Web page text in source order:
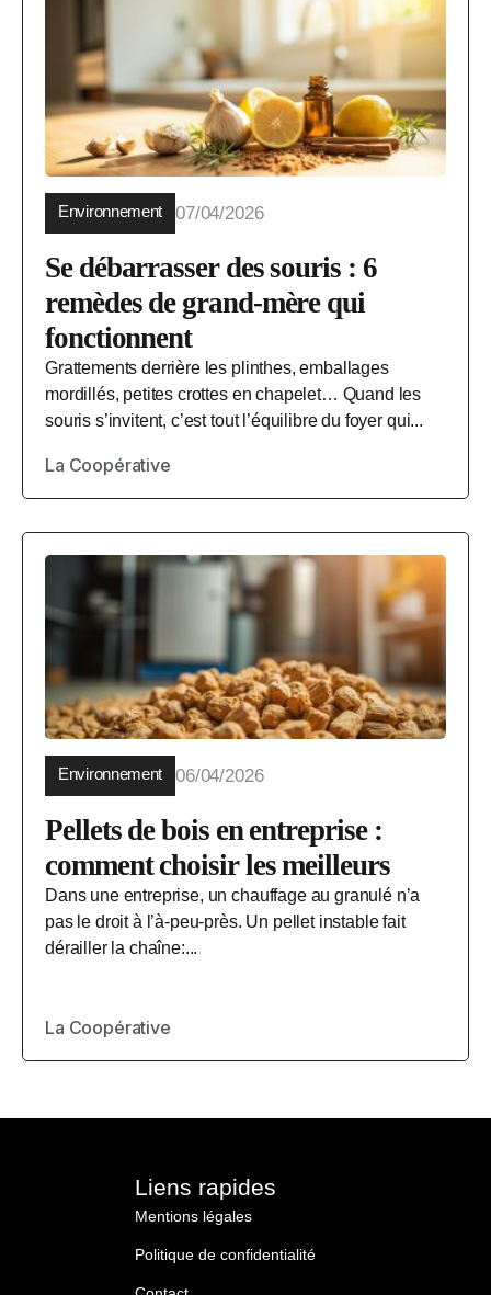
Environnement 07/04/2026
Se débarrasser des souris : 6
remèdes de grand-mère qui
fonctionnent
Grattements derrière les plinthes, emballages
mordillés, petites crottes en chapelet… Quand les
souris s’invitent, c’est tout l’équilibre du foyer qui...
La Coopérative
Environnement 06/04/2026
Pellets de bois en entreprise :
comment choisir les meilleurs
Dans une entreprise, un chauffage au granulé n’a
pas le droit à l’à-peu-près. Un pellet instable fait
dérailler la chaîne:...
La Coopérative
Liens rapides
Mentions légales
Politique de confidentialité